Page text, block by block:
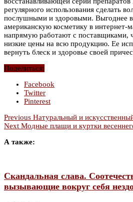
регулярного использования сделать
послушными и здоровыми. Выгоднее
американскую косметику в интернет-
напрямую работают с поставщиками,
низкие цены на всю продукцию. Ее
вернуть блеск и здоровье своей
Поделиться:
Facebook
Twitter
Pinterest
Previous Натуральный и
Next Модные плащи и куртки
А также:
Скандальная слава.
вызывающие вокруг себя